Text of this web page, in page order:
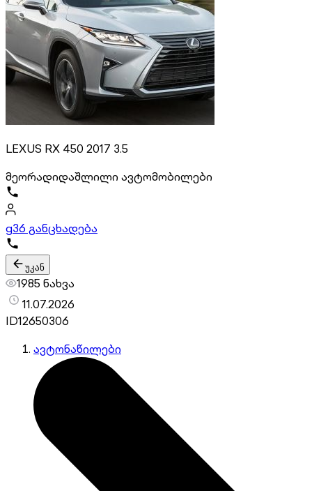
LEXUS RX 450 2017 3.5
მეორადიდაშლილი ავტომობილები
g36 განცხადება
უკან
1985 ნახვა
11.07.2026
ID12650306
ავტონაწილები